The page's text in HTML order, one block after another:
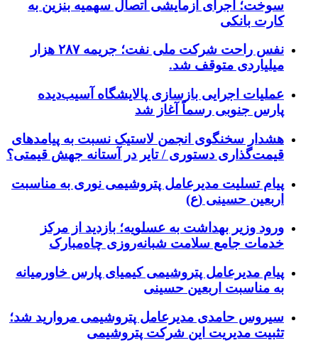
سوخت؛ اجرای آزمایشی اتصال سهمیه بنزین به
کارت بانکی
نفس راحت شرکت ملی نفت؛ جریمه ۲۸۷ هزار
میلیاردی متوقف شد.
عملیات اجرایی بازسازی پالایشگاه آسیب‌دیده
پارس جنوبی رسماً آغاز شد
هشدار سخنگوی انجمن لاستیک نسبت به پیامدهای
قیمت‌گذاری دستوری / تایر در آستانه جهش قیمتی؟
پیام تسلیت مدیرعامل پتروشیمی نوری به مناسبت
اربعین حسینی (ع)
ورود وزیر بهداشت به عسلویه؛ بازدید از مرکز
خدمات جامع سلامت شبانه‌روزی چاه‌مبارک
پیام مدیرعامل پتروشیمی کیمیای پارس خاورمیانه
به مناسبت اربعین حسینی
سیروس حامدی مدیرعامل پتروشیمی مروارید شد؛
تثبیت مدیریت این شرکت پتروشیمی